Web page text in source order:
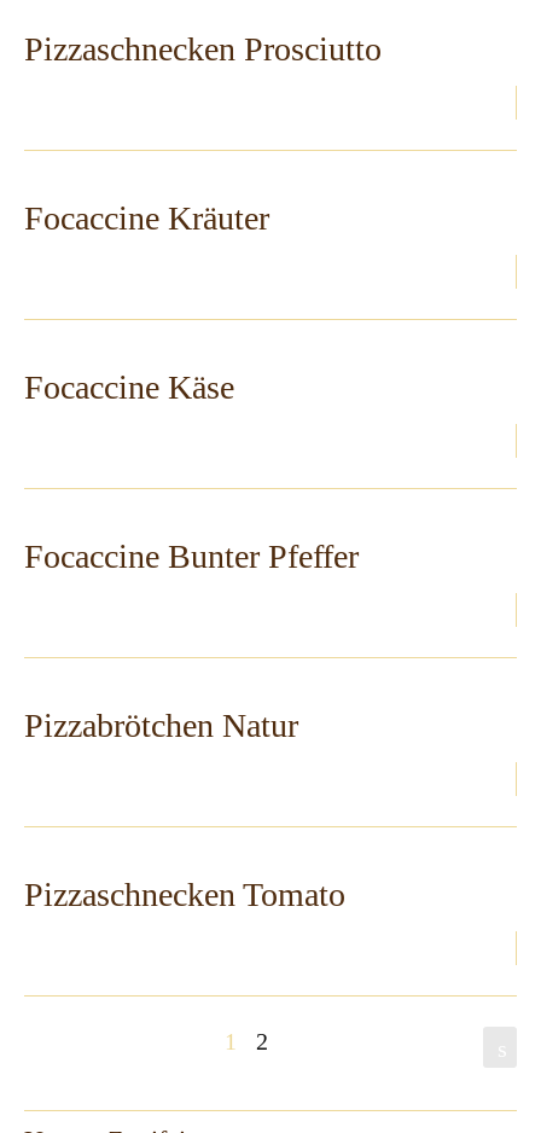
Pizzaschnecken Prosciutto
Focaccine Kräuter
Focaccine Käse
Focaccine Bunter Pfeffer
Pizzabrötchen Natur
Pizzaschnecken Tomato
1 2